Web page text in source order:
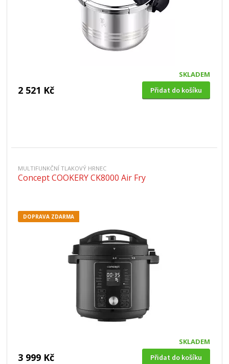
SKLADEM
2 521 Kč Přidat do košíku
MULTIFUNKČNÍ TLAKOVÝ HRNEC
Concept COOKERY CK8000 Air Fry
DOPRAVA ZDARMA
SKLADEM
3 999 Kč Přidat do košíku